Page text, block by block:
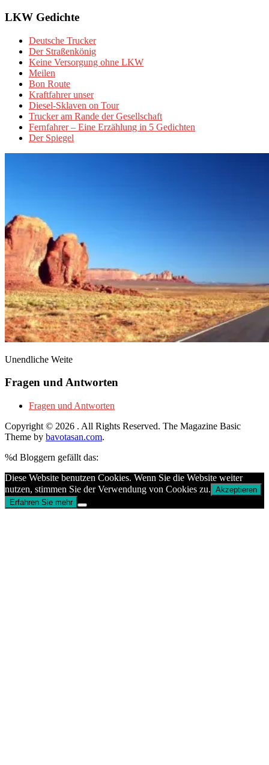
LKW Gedichte
Deutsche Trucker
Der Straßenkönig
Keine Versorgung ohne LKW
Meilen
Bon Route
Kraftfahrer unser
Diesel-Sklaven on Tour
Trucker am Rande der Gesellschaft
Fernfahrer – Eine Erzählung in 5 Gedichten
Der Spiegel
Unendliche Weite
Fragen und Antworten
Fragen und Antworten
Copyright © 2026 . All Rights Reserved. The Magazine Basic
Theme by bavotasan.com.
%d Bloggern gefällt das:
Diese Website benutzen Cookies. Wenn Sie die Website weiter
nutzen, stimmen Sie der Verwendung von Cookies zu. Akzeptieren
Erfahren Sie mehr